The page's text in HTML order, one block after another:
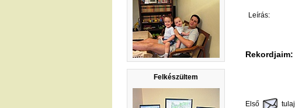
Felkészültem
Leírás:
Rekordjaim:
Első